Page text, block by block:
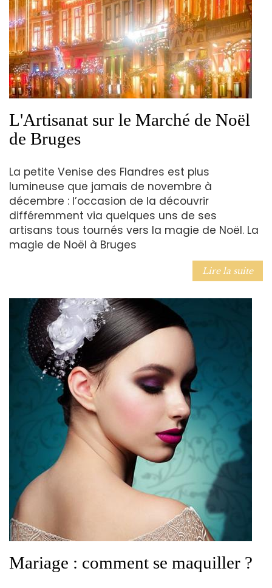
L'Artisanat sur le Marché de Noël
de Bruges
La petite Venise des Flandres est plus
lumineuse que jamais de novembre à
décembre : l’occasion de la découvrir
différemment via quelques uns de ses
artisans tous tournés vers la magie de Noël. La
magie de Noël à Bruges
Lire la suite
Mariage : comment se maquiller ?